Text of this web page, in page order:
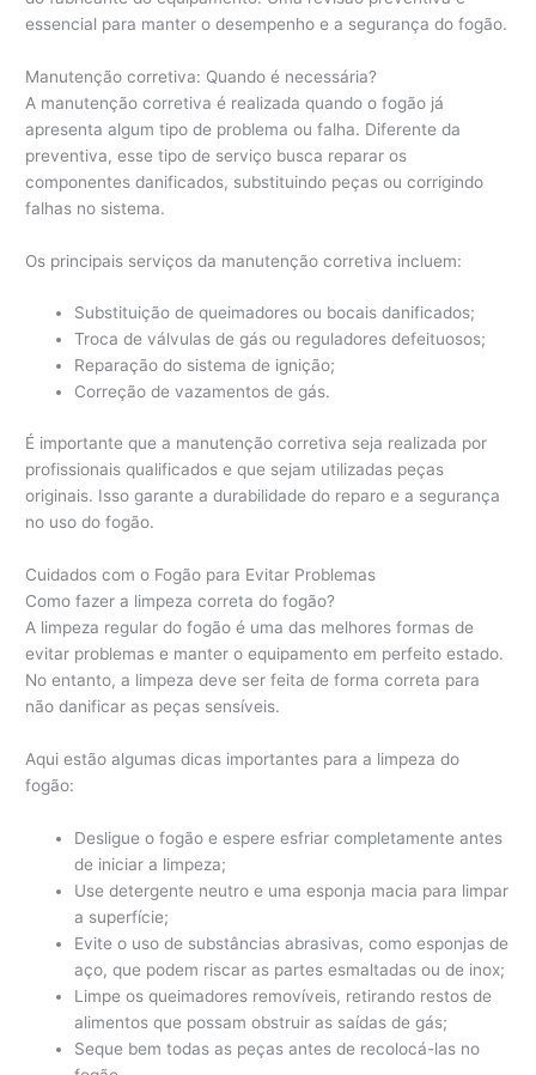
essencial para manter o desempenho e a segurança do fogão.
Manutenção corretiva: Quando é necessária?
A manutenção corretiva é realizada quando o fogão já
apresenta algum tipo de problema ou falha. Diferente da
preventiva, esse tipo de serviço busca reparar os
componentes danificados, substituindo peças ou corrigindo
falhas no sistema.
Os principais serviços da manutenção corretiva incluem:
Substituição de queimadores ou bocais danificados;
Troca de válvulas de gás ou reguladores defeituosos;
Reparação do sistema de ignição;
Correção de vazamentos de gás.
É importante que a manutenção corretiva seja realizada por
profissionais qualificados e que sejam utilizadas peças
originais. Isso garante a durabilidade do reparo e a segurança
no uso do fogão.
Cuidados com o Fogão para Evitar Problemas
Como fazer a limpeza correta do fogão?
A limpeza regular do fogão é uma das melhores formas de
evitar problemas e manter o equipamento em perfeito estado.
No entanto, a limpeza deve ser feita de forma correta para
não danificar as peças sensíveis.
Aqui estão algumas dicas importantes para a limpeza do
fogão:
Desligue o fogão e espere esfriar completamente antes
de iniciar a limpeza;
Use detergente neutro e uma esponja macia para limpar
a superfície;
Evite o uso de substâncias abrasivas, como esponjas de
aço, que podem riscar as partes esmaltadas ou de inox;
Limpe os queimadores removíveis, retirando restos de
alimentos que possam obstruir as saídas de gás;
Seque bem todas as peças antes de recolocá-las no